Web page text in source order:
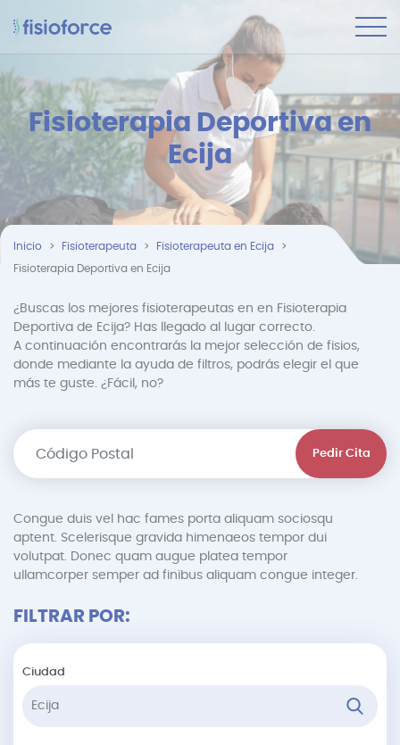
Fisioterapia Deportiva en
Ecija
Inicio Fisioterapeuta Fisioterapeuta en Ecija
Fisioterapia Deportiva en Ecija
¿Buscas los mejores fisioterapeutas en en Fisioterapia
Deportiva de Ecija? Has llegado al lugar correcto.
A continuación encontrarás la mejor selección de fisios,
donde mediante la ayuda de filtros, podrás elegir el que
más te guste. ¿Fácil, no?
Pedir Cita
Congue duis vel hac fames porta aliquam sociosqu
aptent. Scelerisque gravida himenaeos tempor dui
volutpat. Donec quam augue platea tempor
ullamcorper semper ad finibus aliquam congue integer.
FILTRAR POR:
Ciudad